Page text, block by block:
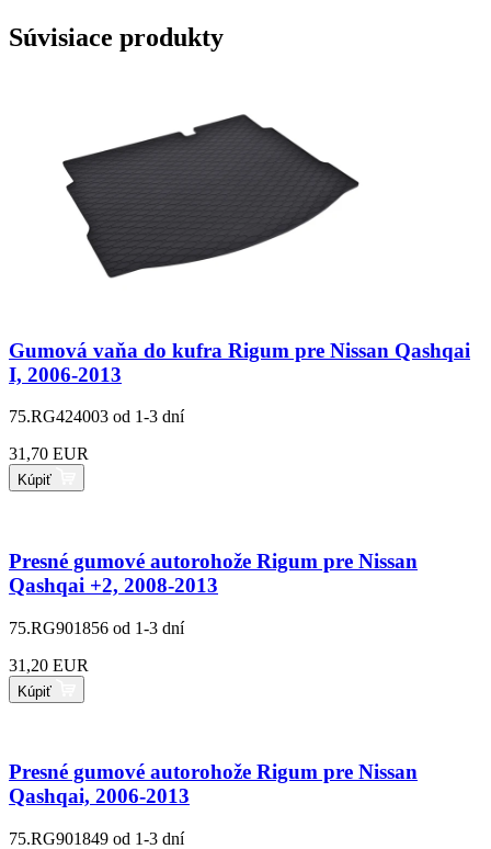
Súvisiace produkty
Gumová vaňa do kufra Rigum pre Nissan Qashqai
I, 2006-2013
75.RG424003 od 1-3 dní
31,70 EUR
Kúpiť
Presné gumové autorohože Rigum pre Nissan
Qashqai +2, 2008-2013
75.RG901856 od 1-3 dní
31,20 EUR
Kúpiť
Presné gumové autorohože Rigum pre Nissan
Qashqai, 2006-2013
75.RG901849 od 1-3 dní